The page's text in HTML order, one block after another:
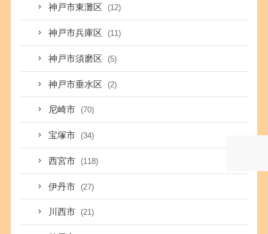
神戸市東灘区 (12)
神戸市兵庫区 (11)
神戸市須磨区 (5)
神戸市垂水区 (2)
尼崎市 (70)
宝塚市 (34)
西宮市 (118)
伊丹市 (27)
川西市 (21)